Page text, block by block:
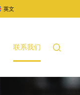
英文
联系我们